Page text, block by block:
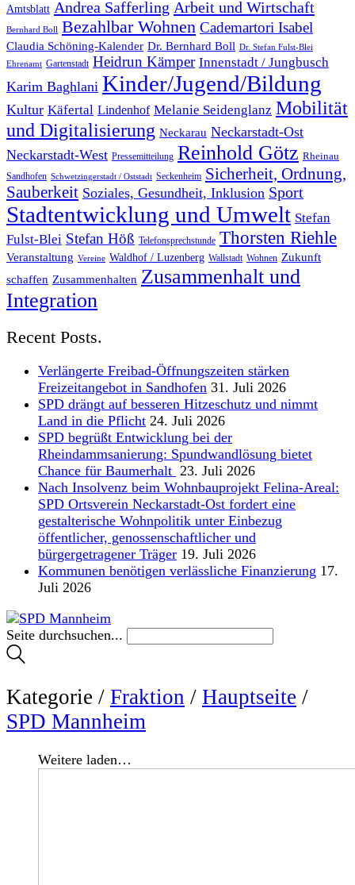
Amtsblatt Andrea Safferling Arbeit und Wirtschaft
Bernhard Boll Bezahlbar Wohnen Cademartori Isabel
Claudia Schöning-Kalender Dr. Bernhard Boll Dr. Stefan Fulst-Blei
Ehrenamt Gartenstadt Heidrun Kämper Innenstadt / Jungbusch
Karim Baghlani Kinder/Jugend/Bildung
Kultur Käfertal Lindenhof Melanie Seidenglanz Mobilität
und Digitalisierung Neckarau Neckarstadt-Ost
Neckarstadt-West Pressemitteilung Reinhold Götz Rheinau
Sandhofen Schwetzingerstadt / Oststadt Seckenheim Sicherheit, Ordnung,
Sauberkeit Soziales, Gesundheit, Inklusion Sport
Stadtentwicklung und Umwelt Stefan
Fulst-Blei Stefan Höß Telefonsprechstunde Thorsten Riehle
Veranstaltung Vereine Waldhof / Luzenberg Wallstadt Wohnen Zukunft
schaffen Zusammenhalten Zusammenhalt und
Integration
Recent Posts.
Verlängerte Freibad-Öffnungszeiten stärken
Freizeitangebot in Sandhofen 31. Juli 2026
SPD drängt auf besseren Hitzeschutz und nimmt
Land in die Pflicht 24. Juli 2026
SPD begrüßt Entwicklung bei der
Rheindammsanierung: Spundwandlösung bietet
Chance für Baumerhalt 23. Juli 2026
Nach Insolvenz beim Wohnbauprojekt Felina-Areal:
SPD Ortsverein Neckarstadt-Ost fordert eine
gestalterische Wohnpolitik unter Einbezug
öffentlicher, genossenschaftlicher und
bürgergetragener Träger 19. Juli 2026
Kommunen benötigen verlässliche Finanzierung 17.
Juli 2026
Seite durchsuchen...
Kategorie / Fraktion / Hauptseite /
SPD Mannheim
Weitere laden…